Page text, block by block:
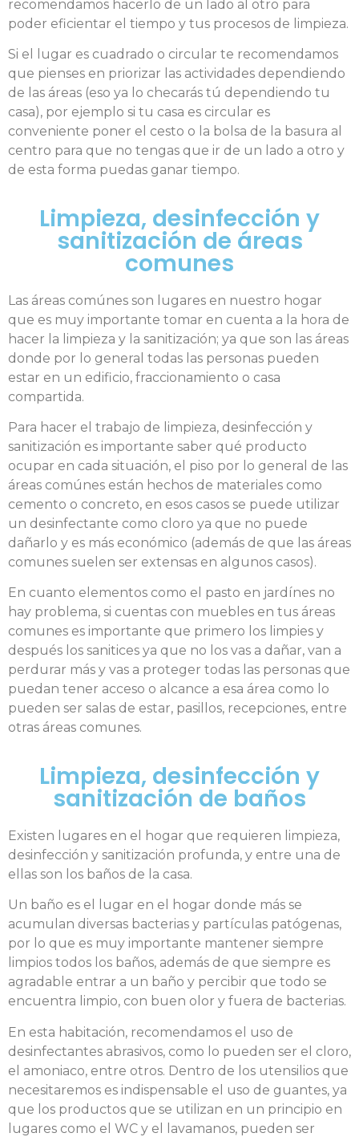
recomendamos hacerlo de un lado al otro para
poder eficientar el tiempo y tus procesos de limpieza.
Si el lugar es cuadrado o circular te recomendamos
que pienses en priorizar las actividades dependiendo
de las áreas (eso ya lo checarás tú dependiendo tu
casa), por ejemplo si tu casa es circular es
conveniente poner el cesto o la bolsa de la basura al
centro para que no tengas que ir de un lado a otro y
de esta forma puedas ganar tiempo.
Limpieza, desinfección y
sanitización de áreas
comunes
Las áreas comúnes son lugares en nuestro hogar
que es muy importante tomar en cuenta a la hora de
hacer la limpieza y la sanitización; ya que son las áreas
donde por lo general todas las personas pueden
estar en un edificio, fraccionamiento o casa
compartida.
Para hacer el trabajo de limpieza, desinfección y
sanitización es importante saber qué producto
ocupar en cada situación, el piso por lo general de las
áreas comúnes están hechos de materiales como
cemento o concreto, en esos casos se puede utilizar
un desinfectante como cloro ya que no puede
dañarlo y es más económico (además de que las áreas
comunes suelen ser extensas en algunos casos).
En cuanto elementos como el pasto en jardínes no
hay problema, si cuentas con muebles en tus áreas
comunes es importante que primero los limpies y
después los sanitices ya que no los vas a dañar, van a
perdurar más y vas a proteger todas las personas que
puedan tener acceso o alcance a esa área como lo
pueden ser salas de estar, pasillos, recepciones, entre
otras áreas comunes.
Limpieza, desinfección y
sanitización de baños
Existen lugares en el hogar que requieren limpieza,
desinfección y sanitización profunda, y entre una de
ellas son los baños de la casa.
Un baño es el lugar en el hogar donde más se
acumulan diversas bacterias y partículas patógenas,
por lo que es muy importante mantener siempre
limpios todos los baños, además de que siempre es
agradable entrar a un baño y percibir que todo se
encuentra limpio, con buen olor y fuera de bacterias.
En esta habitación, recomendamos el uso de
desinfectantes abrasivos, como lo pueden ser el cloro,
el amoniaco, entre otros. Dentro de los utensilios que
necesitaremos es indispensable el uso de guantes, ya
que los productos que se utilizan en un principio en
lugares como el WC y el lavamanos, pueden ser